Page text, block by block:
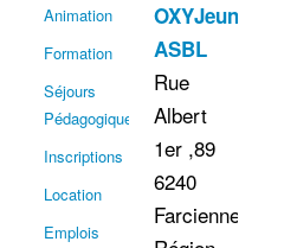
Animation
Formation
Séjours
Pédagogiques
Inscriptions
Location
Emplois
OXYJeunes
ASBL
Rue
Albert
1er ,89
6240
Farciennes